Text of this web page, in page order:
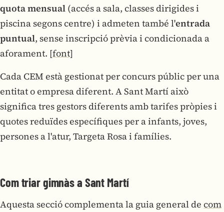
quota mensual (accés a sala, classes dirigides i
piscina segons centre) i admeten també l'entrada
puntual, sense inscripció prèvia i condicionada a
aforament. [font]
Cada CEM està gestionat per concurs públic per una
entitat o empresa diferent. A Sant Martí això
significa tres gestors diferents amb tarifes pròpies i
quotes reduïdes específiques per a infants, joves,
persones a l'atur, Targeta Rosa i famílies.
Com triar gimnàs a Sant Martí
Aquesta secció complementa la guia general de com